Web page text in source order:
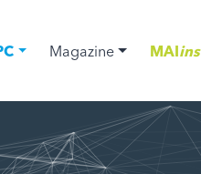
Magazine MAI